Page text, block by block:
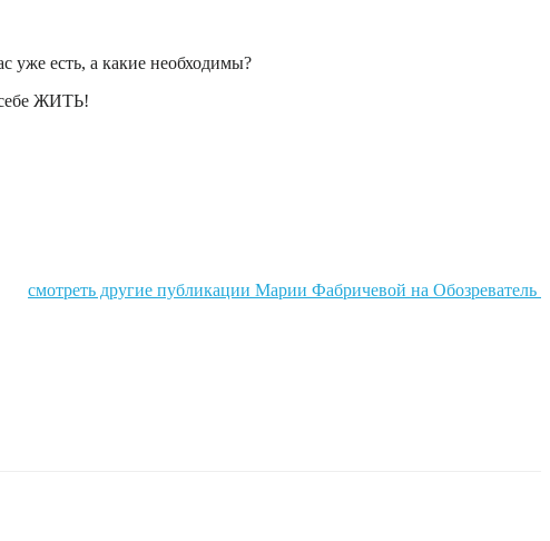
уже есть, а какие необходимы?
себе ЖИТЬ!
смотреть другие публикации Марии Фабричевой на Обозреватель